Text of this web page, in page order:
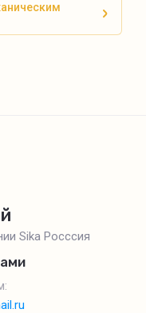
Sika Росссия